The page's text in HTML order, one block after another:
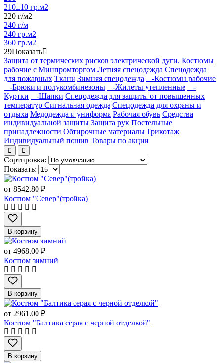
210±10 гр.м2
220 г/м2
240 г/м
240 гр.м2
360 гр.м2
29Показать
Защита от термических рисков электрической дуги. Костюмы
рабочие с Минпромторгом Летняя спецодежда Спецодежда
для пожарных Ткани Зимняя спецодежда
-Костюмы рабочие
-Брюки и полукомбинезоны
-Жилеты утепленные
-
Куртки
-Шапки Спецодежда для защиты от повышенных
температур Сигнальная одежда Спецодежда для охраны и
отдыха Медодежда и униформа Рабочая обувь Средства
индивидуальной защиты Защита рук Постельные
принадлежности Обтирочные материалы Трикотаж
Индивидуальный пошив Товары по акции
Сортировка:
Показать:
от 8542.80 ₽
Костюм "Север"(тройка)
В корзину
от 4968.00 ₽
Костюм зимний
В корзину
от 2961.00 ₽
Костюм "Балтика серая с черной отделкой"
В корзину